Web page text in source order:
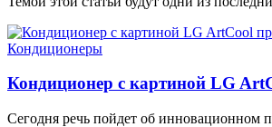
Кондиционеры
Кондиционер с картиной LG
Сегодня речь пойдет об инновационном